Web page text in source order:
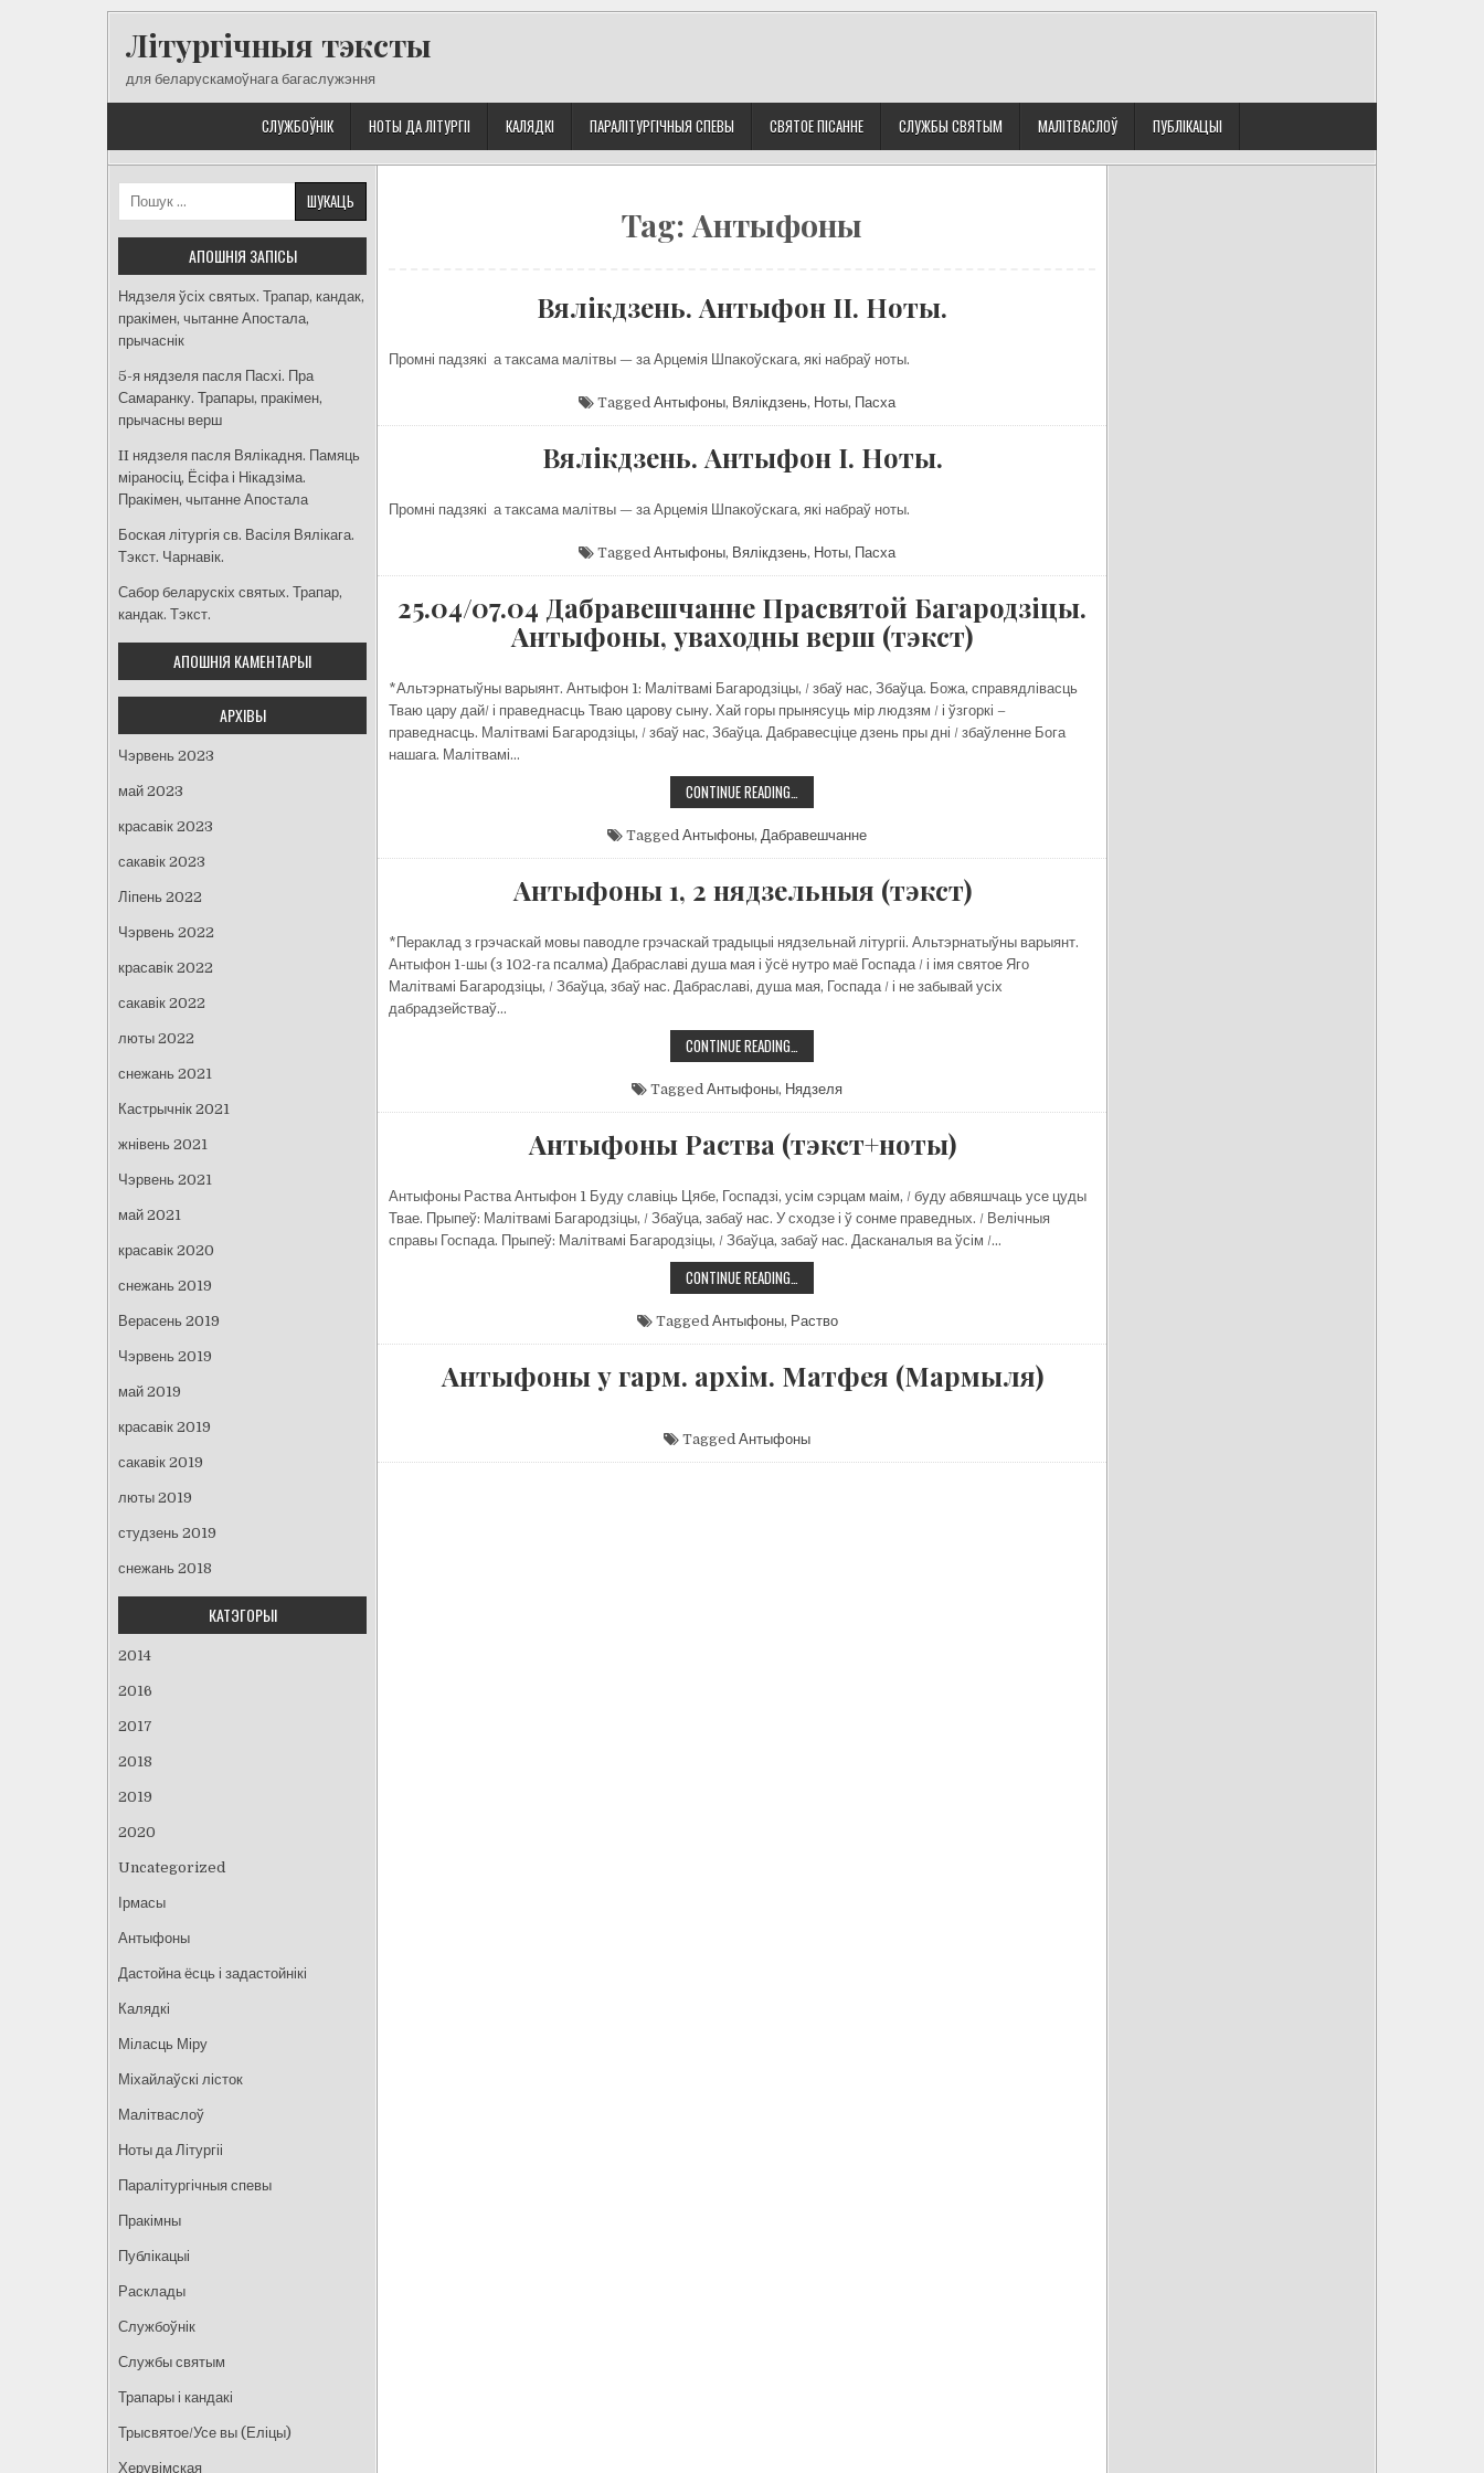
Літургічныя тэксты
для беларускамоўнага багаслужэння
СЛУЖБОЎНІК НОТЫ ДА ЛІТУРГІІ КАЛЯДКІ ПАРАЛІТУРГІЧНЫЯ СПЕВЫ СВЯТОЕ ПІСАННЕ СЛУЖБЫ СВЯТЫМ МАЛІТВАСЛОЎ ПУБЛІКАЦЫІ
Tag: Антыфоны
Вялікдзень. Антыфон II. Ноты.
Промні падзякі а таксама малітвы — за Арцемія Шпакоўскага, які набраў ноты.
Tagged Антыфоны, Вялікдзень, Ноты, Пасха
Вялікдзень. Антыфон I. Ноты.
Промні падзякі а таксама малітвы — за Арцемія Шпакоўскага, які набраў ноты.
Tagged Антыфоны, Вялікдзень, Ноты, Пасха
25.04/07.04 Дабравешчанне Прасвятой Багародзіцы.
Антыфоны, уваходны верш (тэкст)
*Альтэрнатыўны варыянт. Антыфон 1: Малітвамі Багародзіцы, / збаў нас, Збаўца. Божа, справядлівасць
Тваю цару дай/ і праведнасць Тваю царову сыну. Хай горы прынясуць мір людзям / і ўзгоркі –
праведнасць. Малітвамі Багародзіцы, / збаў нас, Збаўца. Дабравесціце дзень пры дні / збаўленне Бога
нашага. Малітвамі…
CONTINUE READING…
ДАБРАВЕШЧАННЕ
БАГАРОДЗІЦЫ.
УВАХОДНЫ
(ТЭКСТ)
Tagged Антыфоны, Дабравешчанне
Антыфоны 1, 2 нядзельныя (тэкст)
*Пераклад з грэчаскай мовы паводле грэчаскай традыцыі нядзельнай літургіі. Альтэрнатыўны варыянт.
Антыфон 1-шы (з 102-га псалма) Дабраславі душа мая і ўсё нутро маё Госпада / і імя святое Яго
Малітвамі Багародзіцы, / Збаўца, збаў нас. Дабраславі, душа мая, Госпада / і не забывай усіх
дабрадзействаў…
CONTINUE READING…
1,
НЯДЗЕЛЬНЫЯ
(ТЭКСТ)
Tagged Антыфоны, Нядзеля
Антыфоны Раства (тэкст+ноты)
Антыфоны Раства Антыфон 1 Буду славіць Цябе, Госпадзі, усім сэрцам маім, / буду абвяшчаць усе цуды
Твае. Прыпеў: Малітвамі Багародзіцы, / Збаўца, забаў нас. У сходзе і ў сонме праведных. / Велічныя
справы Госпада. Прыпеў: Малітвамі Багародзіцы, / Збаўца, забаў нас. Дасканалыя ва ўсім /…
CONTINUE READING…
РАСТВА
Tagged Антыфоны, Раство
Антыфоны у гарм. архім. Матфея (Мармыля)
Tagged Антыфоны
Пошук:
АПОШНІЯ ЗАПІСЫ
Нядзеля ўсіх святых. Трапар, кандак,
пракімен, чытанне Апостала,
прычаснік
5-я нядзеля пасля Пасхі. Пра
Самаранку. Трапары, пракімен,
прычасны верш
II нядзеля пасля Вялікадня. Памяць
міраносіц, Ёсіфа і Нікадзіма.
Пракімен, чытанне Апостала
Боская літургія св. Васіля Вялікага.
Тэкст. Чарнавік.
Сабор беларускіх святых. Трапар,
кандак. Тэкст.
АПОШНІЯ КАМЕНТАРЫІ
АРХІВЫ
Чэрвень 2023
май 2023
красавік 2023
сакавік 2023
Ліпень 2022
Чэрвень 2022
красавік 2022
сакавік 2022
люты 2022
снежань 2021
Кастрычнік 2021
жнівень 2021
Чэрвень 2021
май 2021
красавік 2020
снежань 2019
Верасень 2019
Чэрвень 2019
май 2019
красавік 2019
сакавік 2019
люты 2019
студзень 2019
снежань 2018
КАТЭГОРЫІ
2014
2016
2017
2018
2019
2020
Uncategorized
Ірмасы
Антыфоны
Дастойна ёсць і задастойнікі
Калядкі
Міласць Міру
Міхайлаўскі лісток
Малітваслоў
Ноты да Літургіі
Паралітургічныя спевы
Пракімны
Публікацыі
Расклады
Службоўнік
Службы святым
Трапары і кандакі
Трысвятое/Усе вы (Еліцы)
Херувімская